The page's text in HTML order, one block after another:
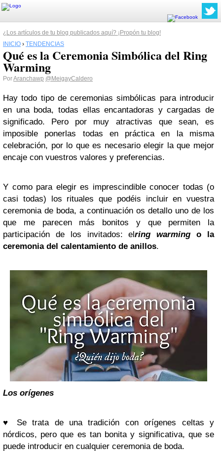
¿Los artículos de tu blog publicados aquí? ¡Propón tu blog!
INICIO › TENDENCIAS
Qué es la Ceremonia Simbólica del Ring
Warming
PorAranchawp @MeigayCaldero
Hay todo tipo de ceremonias simbólicas para introducir
en una boda, todas ellas encantadoras y cargadas de
significado. Pero por muy atractivas que sean, es
imposible ponerlas todas en práctica en la misma
celebración, por lo que es necesario elegir la que mejor
encaje con vuestros valores y preferencias.
Y como para elegir es imprescindible conocer todas (o
casi todas) los rituales que podéis incluir en vuestra
ceremonia de boda, a continuación os detallo uno de los
que me parecen más bonitos y que permiten la
participación de los invitados: elring warming o la
ceremonia del calentamiento de anillos.
Los orígenes
♥ Se trata de una tradición con orígenes celtas y
nórdicos, pero que es tan bonita y significativa, que se
puede introducir en cualquier ceremonia de boda.